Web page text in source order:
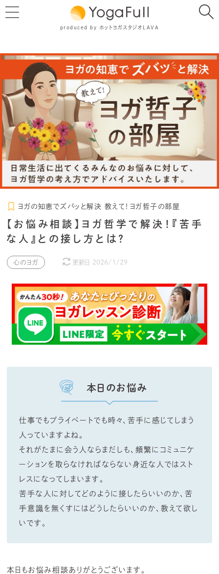
produced by ホットヨガスタジオLAVA
ヨガの知恵でズバッと解決 教えて！ヨガ哲子の部屋
【お悩み相談】ヨガ哲学で解決！『苦手
な人』との接し方とは？
心のヨガ 更新日 2026/1/29
本日のお悩み
仕事でもプライベートでも時々、苦手に感じてしまう
人っていますよね。
それがたまに会う人ならまだしも、頻繁にコミュニケ
ーションを取らなければならない身近な人ではスト
レスになってしまいます。
苦手な人に対してどのように接したらいいのか、苦
手意識を無くすにはどうしたらいいのか、教えて欲し
いです。
本日もお悩み相談ありがとうございます。